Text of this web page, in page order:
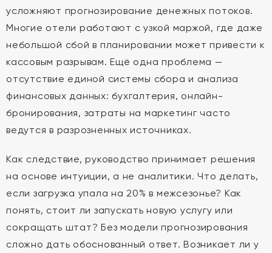
усложняют прогнозирование денежных потоков.
Многие отели работают с узкой маржой, где даже
небольшой сбой в планировании может привести к
кассовым разрывам. Ещё одна проблема —
отсутствие единой системы сбора и анализа
финансовых данных: бухгалтерия, онлайн-
бронирования, затраты на маркетинг часто
ведутся в разрозненных источниках.
Как следствие, руководство принимает решения
на основе интуиции, а не аналитики. Что делать,
если загрузка упала на 20% в межсезонье? Как
понять, стоит ли запускать новую услугу или
сокращать штат? Без модели прогнозирования
сложно дать обоснованный ответ. Возникает ли у